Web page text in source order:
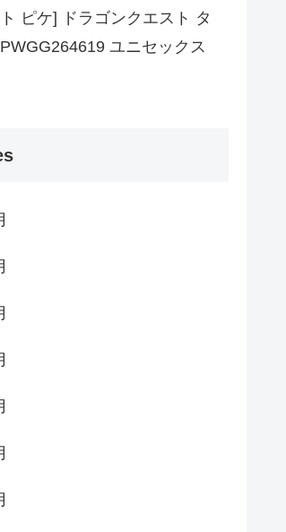
ピケ] ドラゴンクエスト タ
ユニセックス